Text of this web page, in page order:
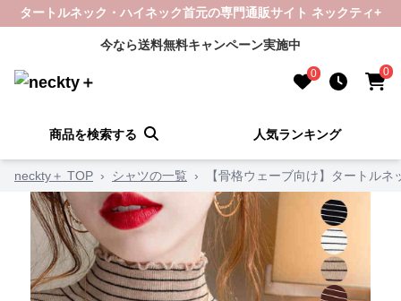
タートルネック・ハイネック首元の専門通販サイト ネックティ+
今なら送料無料キャンペーン実施中
0 0
商品を検索する 人気ランキング
neckty＋ TOP › シャツの一覧 › 【骨格ウェーブ向け】タートル